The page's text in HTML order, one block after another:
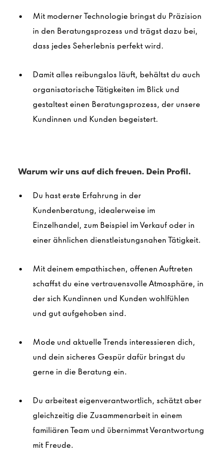
Mit modernerTechnologie bringst du Präzision
in den Beratungsprozess und trägst dazu bei,
dass jedes Seherlebnis perfekt wird.
Damit alles reibungslos läuft, behältst du auch
organisatorische Tätigkeiten im Blick und
gestaltest einen Beratungsprozess, der unsere
Kundinnen und Kunden begeistert.
Warum wir uns auf dich freuen. Dein Profil.
Du hast erste Erfahrung in der
Kundenberatung, idealerweise im
Einzelhandel, zum Beispiel im Verkauf oder in
einer ähnlichen dienstleistungsnahen Tätigkeit.
Mit deinem empathischen, offenen Auftreten
schaffst du eine vertrauensvolle Atmosphäre, in
der sich Kundinnen und Kunden wohlfühlen
und gut aufgehoben sind.
Mode und aktuelle Trends interessieren dich,
und dein sicheres Gespür dafür bringst du
gerne in die Beratung ein.
Du arbeitest eigenverantwortlich, schätzt aber
gleichzeitig die Zusammenarbeit in einem
familiären Team und übernimmst Verantwortung
mit Freude.